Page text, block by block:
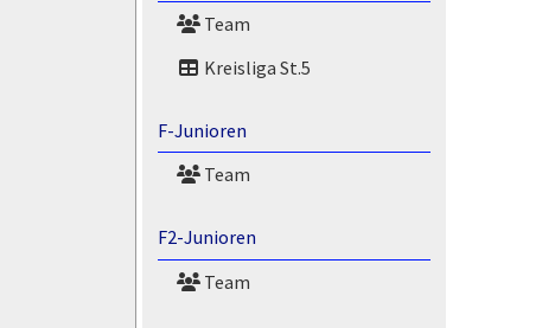
Team
Kreisliga St.5
F-Junioren
Team
F2-Junioren
Team